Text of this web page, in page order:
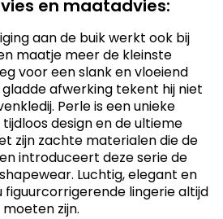
en maatadvies:
aan de buik werkt ook bij
maatje meer de kleinste
voor een slank en vloeiend
gladde afwerking tekent hij niet
Perle is een unieke
design en de ultieme
zijn zachte materialen die de
introduceert deze serie de
Luchtig, elegant en
lingerie altijd
moeten zijn.